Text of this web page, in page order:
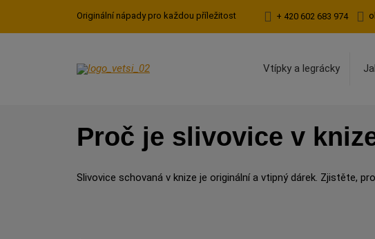
Originální nápady pro každou příležitost + 420 602 683 974
Vtípky a legrácky
Proč je slivovice v
Slivovice schovaná v knize je originální a vtipný dárek. Zjistěte,